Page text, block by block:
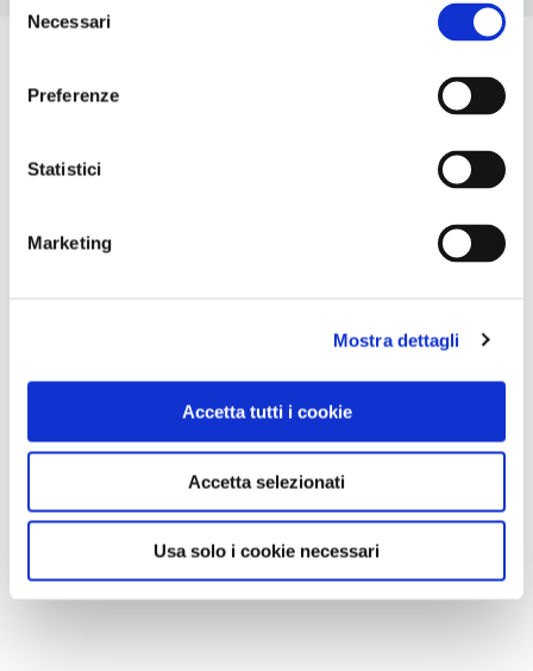
delNecessari
Preferenze
Statistici
Marketing
Mostra dettagli
Accetta tutti i cookie
Accetta selezionati
Usa solo i cookie necessari